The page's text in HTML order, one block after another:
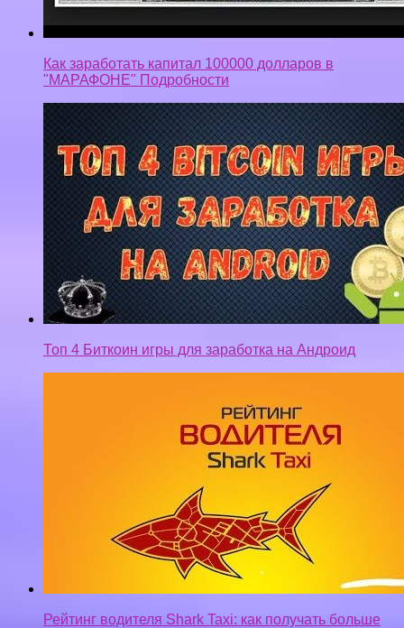
Как заработать капитал 100000 долларов в
"МАРАФОНЕ" Подробности
Топ 4 Биткоин игры для заработка на Андроид
Рейтинг водителя Shark Taxi: как получать больше